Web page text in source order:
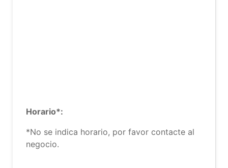
Horario*:
*No se indica horario, por favor contacte al
negocio.